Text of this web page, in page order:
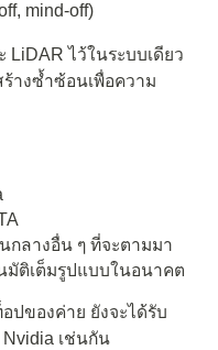
mind-off)
LiDAR ไว้ในระบบเดียว
างซ้ำซ้อนเพื่อความ
กลางอื่น ๆ ที่จะตามมา
มัติเต็มรูปแบบในอนาคต
ปของค่าย ยังจะได้รับ
Nvidia เช่นกัน